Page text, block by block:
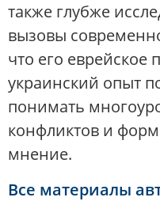
также глубже
вызовы
что его еврейское
украинский опыт
понимать
конфликтов и
мнение.
Все материалы